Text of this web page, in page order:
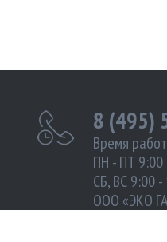
8 (495)
Время
ПН - ПТ 9:00
СБ, ВС 9:00
ООО «ЭКО